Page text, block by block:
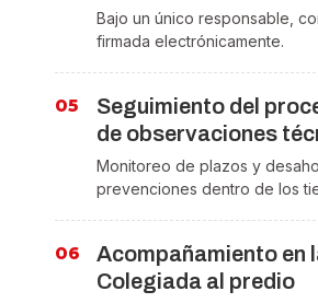
Bajo un único responsable,
firmada electrónicamente.
Seguimiento del
de observaciones
Monitoreo de plazos y
prevenciones dentro de los
Acompañamiento en
Colegiada al predio